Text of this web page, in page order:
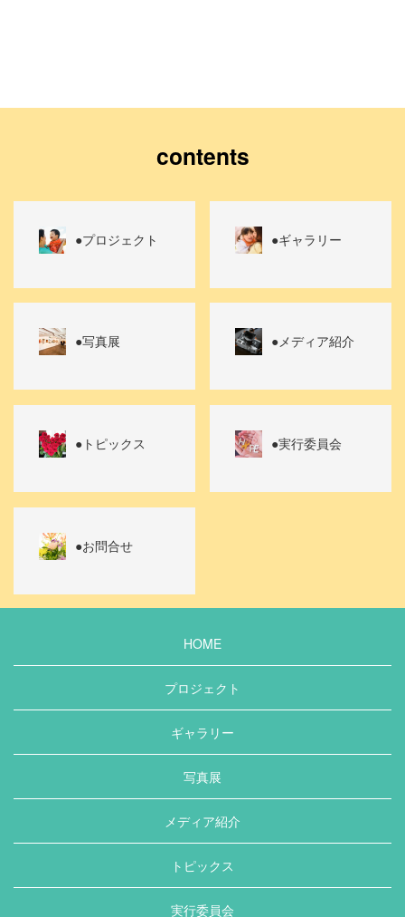
contents
●プロジェクト ●ギャラリー
●写真展 ●メディア紹介
●トピックス ●実行委員会
●お問合せ
HOME
プロジェクト
ギャラリー
写真展
メディア紹介
トピックス
実行委員会